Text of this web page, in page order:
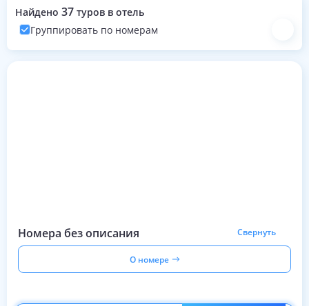
Найдено 37 туров в отель
Группировать по номерам
Номера без описания Свернуть
О номере